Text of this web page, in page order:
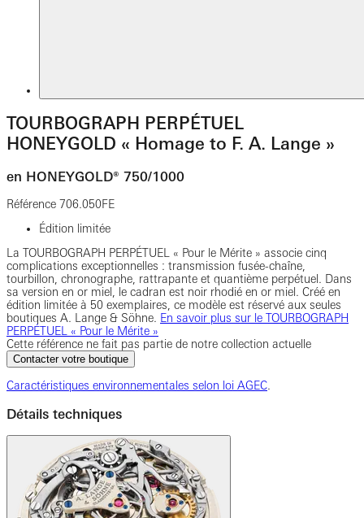
TOURBOGRAPH PERPÉTUEL
HONEYGOLD « Homage to F. A. Lange »
en HONEYGOLD® 750/1000
Référence 706.050FE
Édition limitée
La TOURBOGRAPH PERPÉTUEL « Pour le Mérite » associe cinq
complications exceptionnelles : transmission fusée-chaîne,
tourbillon, chronographe, rattrapante et quantième perpétuel. Dans
sa version en or miel, le cadran est noir rhodié en or miel. Créé en
édition limitée à 50 exemplaires, ce modèle est réservé aux seules
boutiques A. Lange & Söhne. En savoir plus sur le TOURBOGRAPH
PERPÉTUEL « Pour le Mérite »
Cette référence ne fait pas partie de notre collection actuelle
Contacter votre boutique
Caractéristiques environnementales selon loi AGEC.
Détails techniques